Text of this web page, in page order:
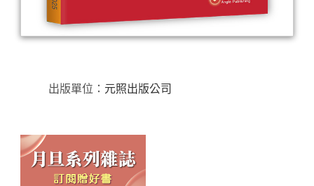
出版單位： 元照出版公司